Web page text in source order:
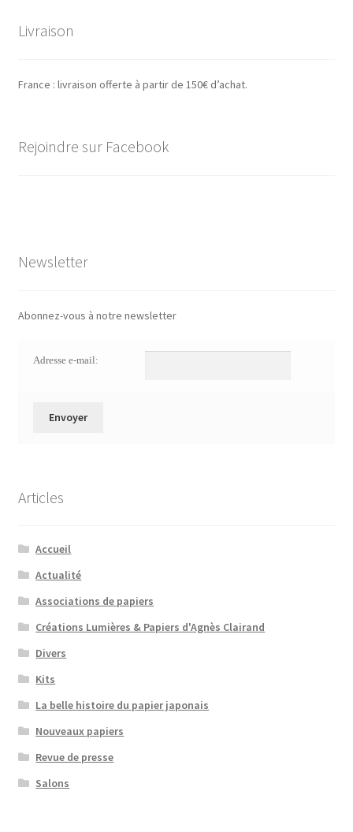
Livraison
France : livraison offerte à partir de 150€ d’achat.
Rejoindre sur Facebook
Newsletter
Abonnez-vous à notre newsletter
Adresse e-mail:
Articles
Accueil
Actualité
Associations de papiers
Créations Lumières & Papiers d'Agnès Clairand
Divers
Kits
La belle histoire du papier japonais
Nouveaux papiers
Revue de presse
Salons